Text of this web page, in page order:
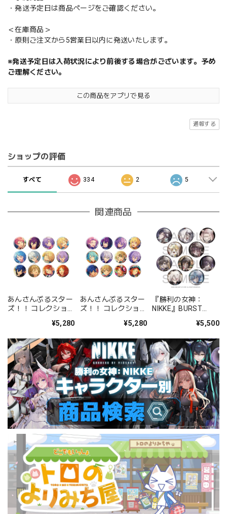
・発送予定日は商品ページをご確認ください。
＜在庫商品＞
・原則ご注文から5営業日以内に発送いたします。
※発送予定日は入荷状況により前後する場合がございます。予め
ご理解ください。
この商品をアプリで見る
通報する
ショップの評価
すべて 334 2 5
関連商品
あんさんぶるスター
ズ！！ コレクション
¥5,280
あんさんぶるスター
ズ！！ コレクション
¥5,280
『勝利の女神：
NIKKE』BURST
ジ Vol.9 BOX 全10種
¥5,500